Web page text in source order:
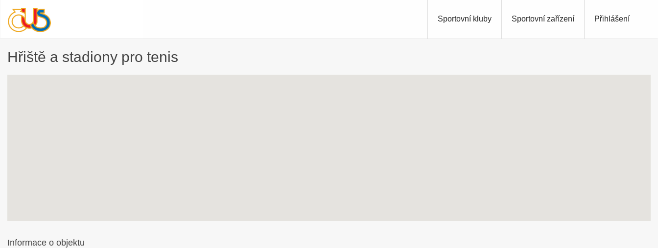
Přihlášení
Sportovní kluby Sportovní zařízení
Hřiště a stadiony pro tenis
Informace o objektu